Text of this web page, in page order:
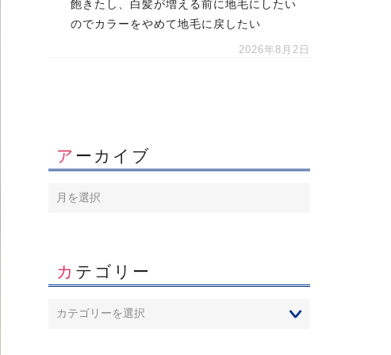
飽きたし、白髪が増える前に地毛にしたい
のでカラーをやめて地毛に戻したい
2026年8月2日
アーカイブ
カテゴリー